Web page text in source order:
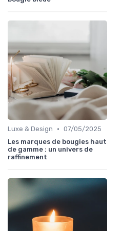
Luxe & Design • 07/05/2025
Les marques de bougies haut
de gamme : un univers de
raffinement